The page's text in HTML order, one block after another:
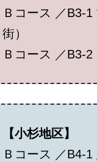
Ｂコース ／B3-1
街）
Ｂコース ／B3-2
【小杉地区】
Ｂコース ／B4-1